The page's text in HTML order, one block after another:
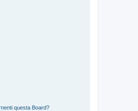
questa Board?